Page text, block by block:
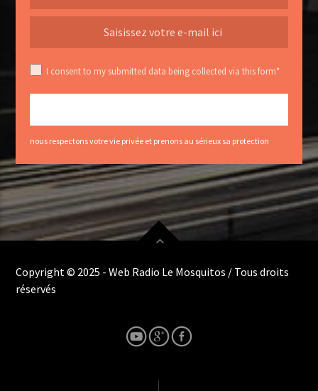
I consent to my submitted data being collected via this form*
nous respectons votre vie privée et prenons au sérieux sa protection
Copyright © 2025 - Web Radio Le Mosquitos / Tous droits
réservés